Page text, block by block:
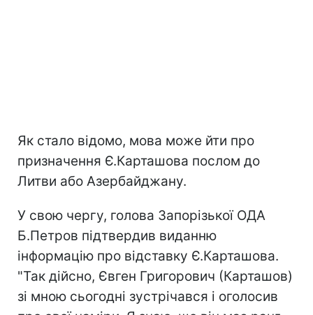
Як стало відомо, мова може йти про
призначення Є.Карташова послом до
Литви або Азербайджану.
У свою чергу, голова Запорізької ОДА
Б.Петров підтвердив виданню
інформацію про відставку Є.Карташова.
"Так дійсно, Євген Григорович (Карташов)
зі мною сьогодні зустрічався і оголосив